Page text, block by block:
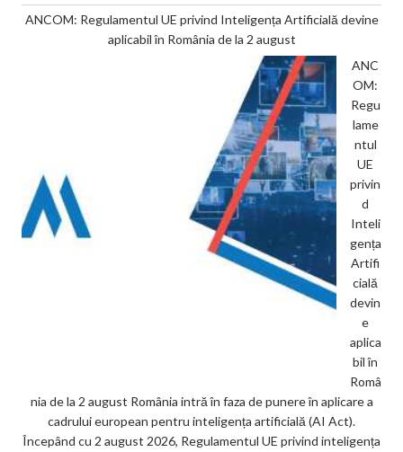
ANCOM: Regulamentul UE privind Inteligența Artificială devine
aplicabil în România de la 2 august
ANC
OM:
Regu
lame
ntul
UE
privin
d
Inteli
gența
Artifi
cială
devin
e
aplica
bil în
Româ
nia de la 2 august România intră în faza de punere în aplicare a
cadrului european pentru inteligența artificială (AI Act).
Începând cu 2 august 2026, Regulamentul UE privind inteligența